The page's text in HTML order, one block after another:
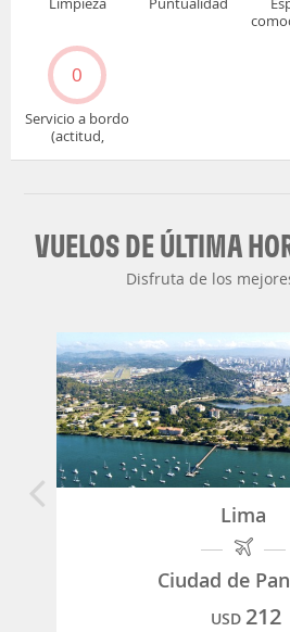
0
Servicio a bordo
(actitud,
VUELOS DE ÚLTIMA
Disfruta de los
Lima
Ciudad de
USD 212